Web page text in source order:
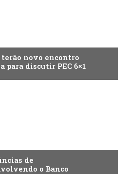
novo encontro
para discutir PEC 6×1
de
o Banco